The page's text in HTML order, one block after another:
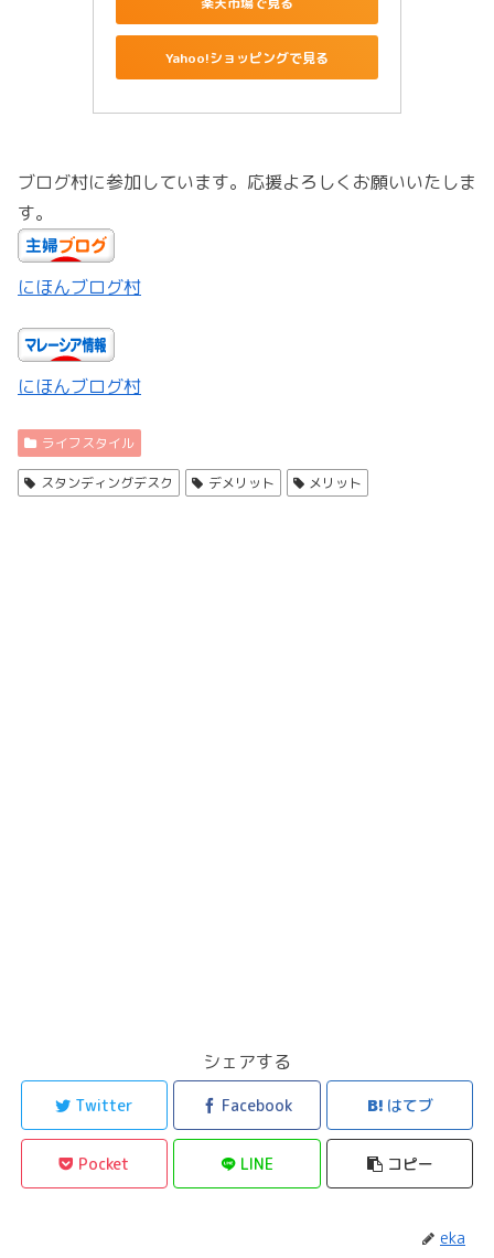
Yahoo!ショッピングで見る
ブログ村に参加しています。応援よろしくお願いいたしま
す。
にほんブログ村
にほんブログ村
ライフスタイル
スタンディングデスク デメリット メリット
シェアする
Twitter Facebook はてブ
Pocket LINE コピー
eka